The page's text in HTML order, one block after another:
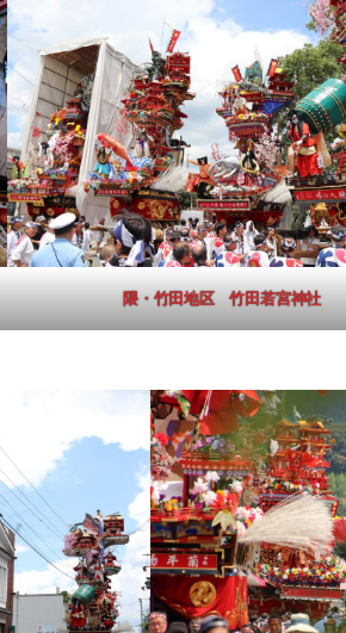
隈・竹田地区 竹田若宮神社